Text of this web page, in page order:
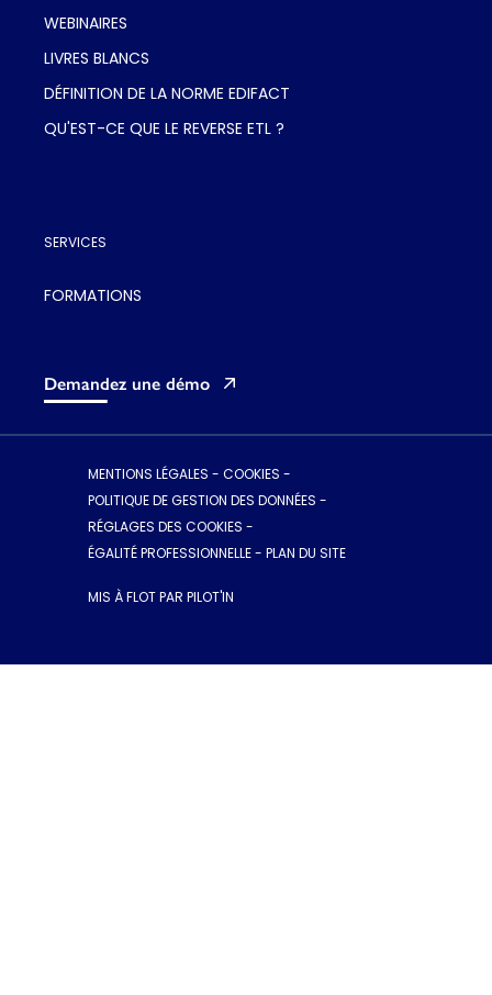
WEBINAIRES
LIVRES BLANCS
DÉFINITION DE LA NORME EDIFACT
QU'EST-CE QUE LE REVERSE ETL ?
SERVICES
FORMATIONS
Demandez une démo
MENTIONS LÉGALES - COOKIES -
POLITIQUE DE GESTION DES DONNÉES -
RÉGLAGES DES COOKIES -
ÉGALITÉ PROFESSIONNELLE - PLAN DU SITE
MIS À FLOT PAR PILOT'IN